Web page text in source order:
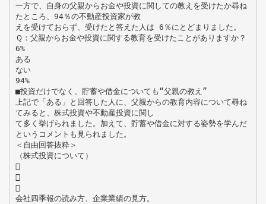
一方で、自身の父親からお金や投資に関しての教えを受けたか尋ね
たところ、94％の不動産投資家が教
えを受けておらず、受けたと答えた人は 6％にとどまりました。
Ｑ：父親からお金や投資に関する教育を受けたことがありますか？
6%
ある
ない
94%
■投資だけでなく、貯蓄や借金についても“父親の教え”
上記で「ある」と回答した人に、父親からの教育内容について尋ね
てみると、株式投資や不動産投資に関し
て多く挙げられました。加えて、貯蓄や借金に対する姿勢を学んだ
というコメントも見られました。
＜自由回答抜粋＞
（株式投資について）



会社四季報の読み方、企業業績の見方。